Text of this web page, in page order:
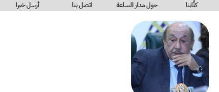
كتَّابنا حول مدار الساعة اتصل بنا أرسل خبرا